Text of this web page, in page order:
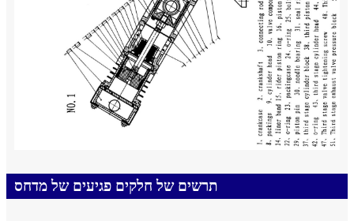
תרשים של חלקים פגיעים של מדחס